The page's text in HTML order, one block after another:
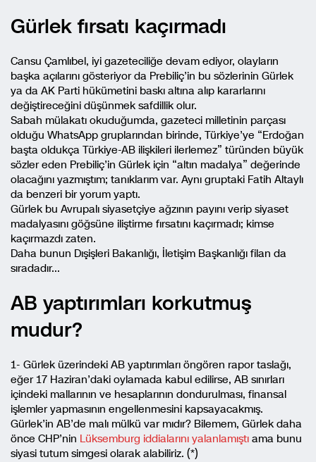
Gürlek fırsatı kaçırmadı
Cansu Çamlıbel, iyi gazeteciliğe devam ediyor, olayların
başka açılarını gösteriyor da Prebiliç’in bu sözlerinin Gürlek
ya da AK Parti hükümetini baskı altına alıp kararlarını
değiştireceğini düşünmek safdillik olur.
Sabah mülakatı okuduğumda, gazeteci milletinin parçası
olduğu WhatsApp gruplarından birinde, Türkiye’ye “Erdoğan
başta oldukça Türkiye-AB ilişkileri ilerlemez” türünden büyük
sözler eden Prebiliç’in Gürlek için “altın madalya” değerinde
olacağını yazmıştım; tanıklarım var. Aynı gruptaki Fatih Altaylı
da benzeri bir yorum yaptı.
Gürlek bu Avrupalı siyasetçiye ağzının payını verip siyaset
madalyasını göğsüne iliştirme fırsatını kaçırmadı; kimse
kaçırmazdı zaten.
Daha bunun Dışişleri Bakanlığı, İletişim Başkanlığı filan da
sıradadır…
AB yaptırımları korkutmuş
mudur?
1- Gürlek üzerindeki AB yaptırımları öngören rapor taslağı,
eğer 17 Haziran’daki oylamada kabul edilirse, AB sınırları
içindeki mallarının ve hesaplarının dondurulması, finansal
işlemler yapmasının engellenmesini kapsayacakmış.
Gürlek’in AB’de malı mülkü var mıdır? Bilemem, Gürlek daha
önce CHP’nin Lüksemburg iddialarını yalanlamıştı ama bunu
siyasi tutum simgesi olarak alabiliriz. (*)